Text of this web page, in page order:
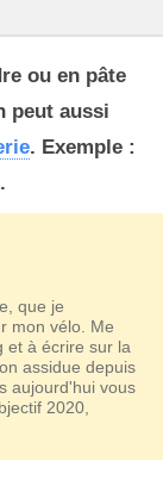
ou en pâte
peut aussi
. Exemple :
que je
mon vélo. Me
et à écrire sur la
assidue depuis
aujourd'hui vous
2020,